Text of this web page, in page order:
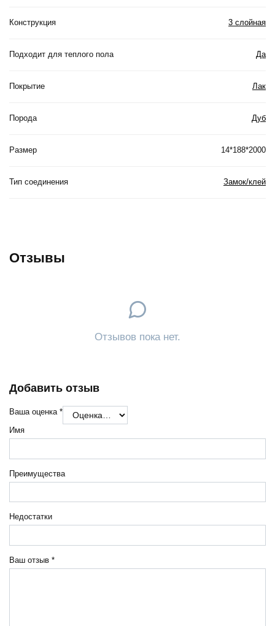
Конструкция 3 слойная
Подходит для теплого пола Да
Покрытие Лак
Порода Дуб
Размер 14*188*2000
Тип соединения Замок/клей
Отзывы
Отзывов пока нет.
Добавить отзыв
Ваша оценка *
Ваш отзыв *
Имя
Преимущества
Недостатки